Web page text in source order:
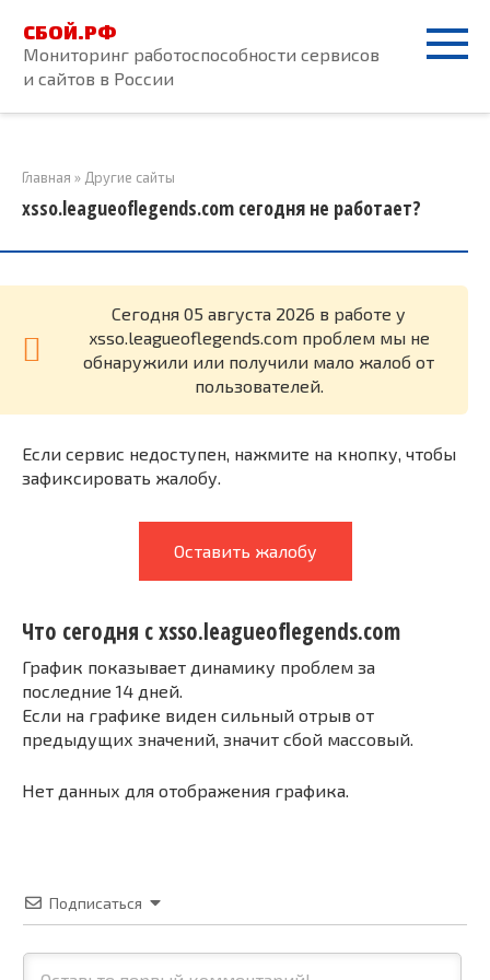
контенту
СБОЙ.РФ
Мониторинг работоспособности сервисов
и сайтов в России
Главная » Другие сайты
xsso.leagueoflegends.com сегодня не работает?
Cегодня 05 августа 2026 в работе у
xsso.leagueoflegends.com проблем мы не
обнаружили или получили мало жалоб от
пользователей.
Если сервис недоступен, нажмите на кнопку, чтобы
зафиксировать жалобу.
Оставить жалобу
Что сегодня с xsso.leagueoflegends.com
График показывает динамику проблем за
последние 14 дней.
Если на графике виден сильный отрыв от
предыдущих значений, значит сбой массовый.
Нет данных для отображения графика.
Подписаться